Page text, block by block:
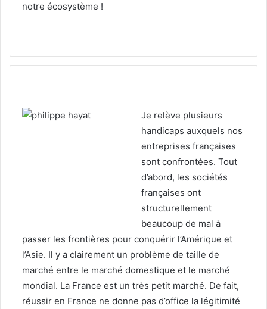
notre écosystème !
Je relève plusieurs
handicaps auxquels nos
entreprises françaises
sont confrontées. Tout
d’abord, les sociétés
françaises ont
structurellement
beaucoup de mal à
passer les frontières pour conquérir l’Amérique et
l’Asie. Il y a clairement un problème de taille de
marché entre le marché domestique et le marché
mondial. La France est un très petit marché. De fait,
réussir en France ne donne pas d’office la légitimité